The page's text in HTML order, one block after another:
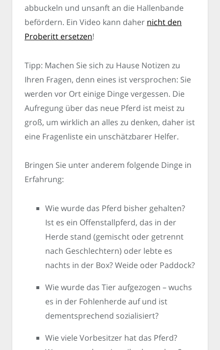
abbuckeln und unsanft an die Hallenbande
befördern. Ein Video kann daher nicht den
Proberitt ersetzen!
Tipp: Machen Sie sich zu Hause Notizen zu
Ihren Fragen, denn eines ist versprochen: Sie
werden vor Ort einige Dinge vergessen. Die
Aufregung über das neue Pferd ist meist zu
groß, um wirklich an alles zu denken, daher ist
eine Fragenliste ein unschätzbarer Helfer.
Bringen Sie unter anderem folgende Dinge in
Erfahrung:
Wie wurde das Pferd bisher gehalten?
Ist es ein Offenstallpferd, das in der
Herde stand (gemischt oder getrennt
nach Geschlechtern) oder lebte es
nachts in der Box? Weide oder Paddock?
Wie wurde das Tier aufgezogen – wuchs
es in der Fohlenherde auf und ist
dementsprechend sozialisiert?
Wie viele Vorbesitzer hat das Pferd?